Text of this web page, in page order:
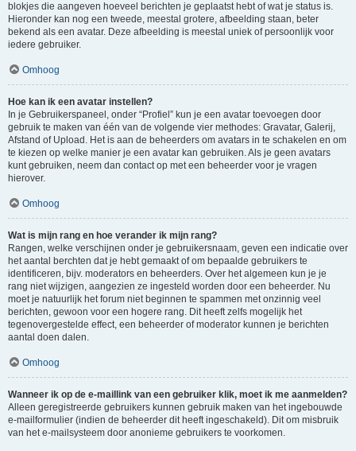
blokjes die aangeven hoeveel berichten je geplaatst hebt of wat je status is.
Hieronder kan nog een tweede, meestal grotere, afbeelding staan, beter
bekend als een avatar. Deze afbeelding is meestal uniek of persoonlijk voor
iedere gebruiker.
Omhoog
Hoe kan ik een avatar instellen?
In je Gebruikerspaneel, onder “Profiel” kun je een avatar toevoegen door
gebruik te maken van één van de volgende vier methodes: Gravatar, Galerij,
Afstand of Upload. Het is aan de beheerders om avatars in te schakelen en om
te kiezen op welke manier je een avatar kan gebruiken. Als je geen avatars
kunt gebruiken, neem dan contact op met een beheerder voor je vragen
hierover.
Omhoog
Wat is mijn rang en hoe verander ik mijn rang?
Rangen, welke verschijnen onder je gebruikersnaam, geven een indicatie over
het aantal berchten dat je hebt gemaakt of om bepaalde gebruikers te
identificeren, bijv. moderators en beheerders. Over het algemeen kun je je
rang niet wijzigen, aangezien ze ingesteld worden door een beheerder. Nu
moet je natuurlijk het forum niet beginnen te spammen met onzinnig veel
berichten, gewoon voor een hogere rang. Dit heeft zelfs mogelijk het
tegenovergestelde effect, een beheerder of moderator kunnen je berichten
aantal doen dalen.
Omhoog
Wanneer ik op de e-maillink van een gebruiker klik, moet ik me aanmelden?
Alleen geregistreerde gebruikers kunnen gebruik maken van het ingebouwde
e-mailformulier (indien de beheerder dit heeft ingeschakeld). Dit om misbruik
van het e-mailsysteem door anonieme gebruikers te voorkomen.